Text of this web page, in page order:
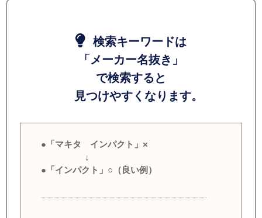
検索キーワードは
「メーカー名抜き」
で検索すると
見つけやすくなります。
●「マキタ インパクト」×
↓
●「インパクト」○（良い例）